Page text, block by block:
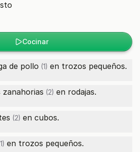
Cocinar
de pollo (1) en trozos pequeños.
zanahorias (2) en rodajas.
(2) en cubos.
en trozos pequeños.